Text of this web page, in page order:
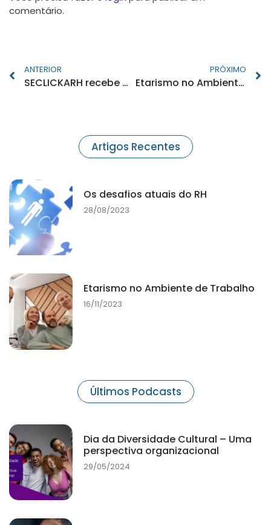
comentário.
ANTERIOR
SECLICKARH recebe Mauro Wainstock e Amaury Marcelo
PRÓXIMO
Etarismo no Ambiente de Trabalho
Artigos Recentes
Os desafios atuais do RH
28/08/2023
Etarismo no Ambiente de Trabalho
16/11/2023
Últimos Podcasts
Dia da Diversidade Cultural – Uma
perspectiva organizacional
29/05/2024